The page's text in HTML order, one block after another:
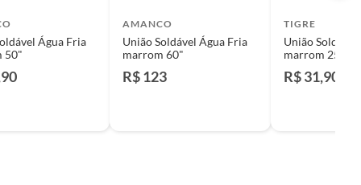
Água Fria
50"
AMANCO
União Soldável Água Fria
marrom 60"
R$ 123
TIGRE
União
marrom 25"
R$ 31,90